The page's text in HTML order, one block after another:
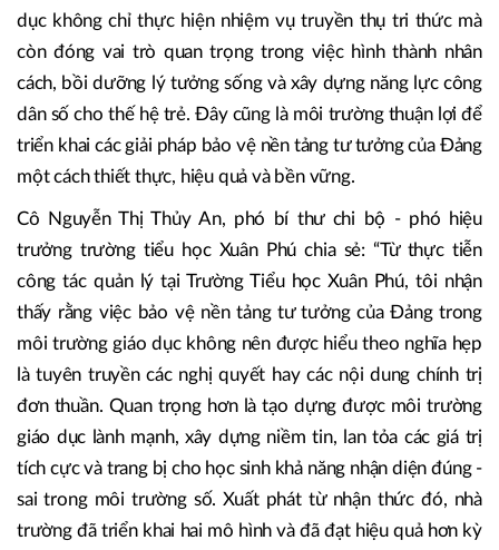
dục không chỉ thực hiện nhiệm vụ truyền thụ tri thức mà
còn đóng vai trò quan trọng trong việc hình thành nhân
cách, bồi dưỡng lý tưởng sống và xây dựng năng lực công
dân số cho thế hệ trẻ. Đây cũng là môi trường thuận lợi để
triển khai các giải pháp bảo vệ nền tảng tư tưởng của Đảng
một cách thiết thực, hiệu quả và bền vững.
Cô Nguyễn Thị Thủy An, phó bí thư chi bộ - phó hiệu
trưởng trường tiểu học Xuân Phú chia sẻ: “Từ thực tiễn
công tác quản lý tại Trường Tiểu học Xuân Phú, tôi nhận
thấy rằng việc bảo vệ nền tảng tư tưởng của Đảng trong
môi trường giáo dục không nên được hiểu theo nghĩa hẹp
là tuyên truyền các nghị quyết hay các nội dung chính trị
đơn thuần. Quan trọng hơn là tạo dựng được môi trường
giáo dục lành mạnh, xây dựng niềm tin, lan tỏa các giá trị
tích cực và trang bị cho học sinh khả năng nhận diện đúng -
sai trong môi trường số. Xuất phát từ nhận thức đó, nhà
trường đã triển khai hai mô hình và đã đạt hiệu quả hơn kỳ